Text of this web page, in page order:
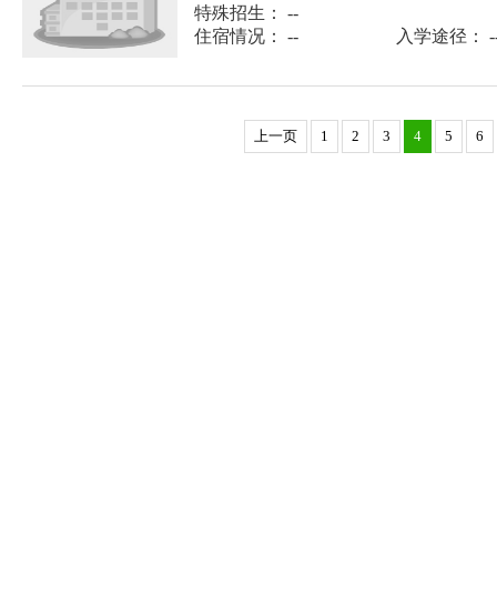
特殊招生： --
住宿情况： --
入学途径：
上一页 1 2 3 4 5 6